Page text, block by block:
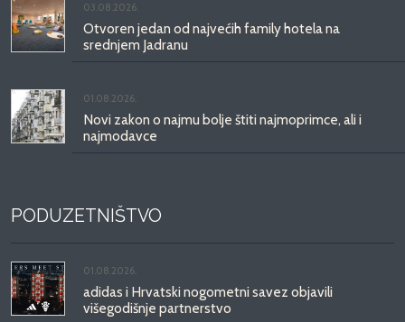
03.08.2026.
Otvoren jedan od najvećih family hotela na
srednjem Jadranu
01.08.2026.
Novi zakon o najmu bolje štiti najmoprimce, ali i
najmodavce
PODUZETNIŠTVO
01.08.2026.
adidas i Hrvatski nogometni savez objavili
višegodišnje partnerstvo